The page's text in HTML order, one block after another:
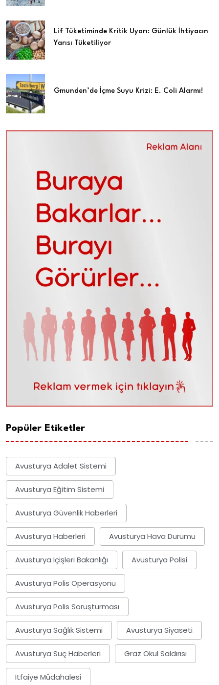
Lif Tüketiminde Kritik Uyarı: Günlük İhtiyacın
Yarısı Tüketiliyor
Gmunden’de İçme Suyu Krizi: E. Coli Alarmı!
Popüler Etiketler
Avusturya Adalet Sistemi
Avusturya Eğitim Sistemi
Avusturya Güvenlik Haberleri
Avusturya Haberleri Avusturya Hava Durumu
Avusturya Içişleri Bakanlığı Avusturya Polisi
Avusturya Polis Operasyonu
Avusturya Polis Soruşturması
Avusturya Sağlık Sistemi Avusturya Siyaseti
Avusturya Suç Haberleri Graz Okul Saldırısı
Itfaiye Müdahalesi